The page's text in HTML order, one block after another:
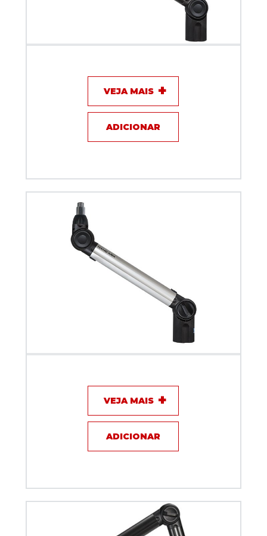
VEJA MAIS
ADICIONAR
VEJA MAIS
ADICIONAR